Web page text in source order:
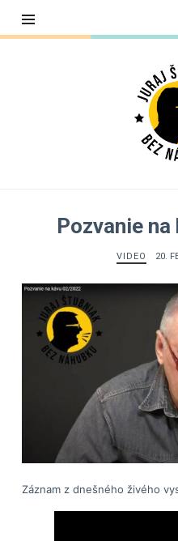
Juraj
Pozvanie
VIDEO 20.
Záznam z dnešného živého